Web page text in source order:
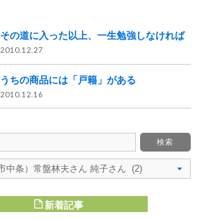
その道に入った以上、一生勉強しなければ
2010.12.27
うちの商品には「戸籍」がある
2010.12.16
新着記事